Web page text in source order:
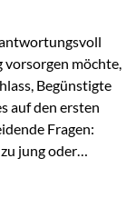
laufend
vorsorgen möchte,
Begünstigte
auf den ersten
Fragen:
jung oder
Ex-Partner,